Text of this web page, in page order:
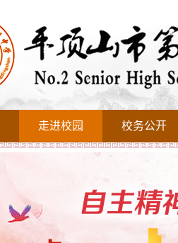
走进校园 校务公开